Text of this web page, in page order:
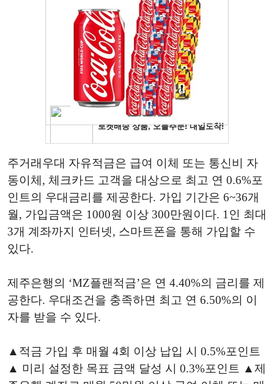
주거래우대 자유적금은 급여 이체 또는 통신비 자
동이체, 체크카드 고객을 대상으로 최고 연 0.6%포
인트의 우대금리를 제공한다. 가입 기간은 6~36개
월, 가입금액은 1000원 이상 300만원이다. 1인 최대
3개 계좌까지 인터넷, 스마트폰을 통해 가입할 수
있다.
제주은행의 ‘MZ플랜적금’은 연 4.40%의 금리를 제
공한다. 우대조건을 충족하면 최고 연 6.50%의 이
자를 받을 수 있다.
▲적금 가입 후 매월 4회 이상 납입 시 0.5%포인트
▲ 미리 설정한 목표 금액 달성 시 0.3%포인트 ▲제